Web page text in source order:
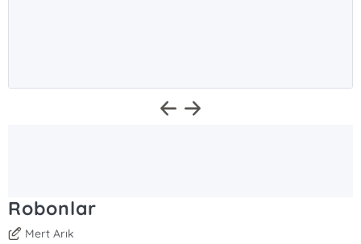
Robonlar
Mert Arık